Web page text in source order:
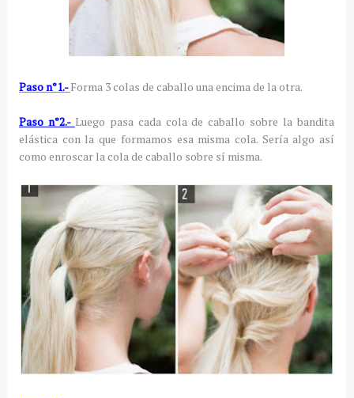
Paso n°1.-Forma 3 colas de caballo una encima de la otra.
Paso n°2.- Luego pasa cada cola de caballo sobre la bandita
elástica con la que formamos esa misma cola. Sería algo así
como enroscar la cola de caballo sobre sí misma.